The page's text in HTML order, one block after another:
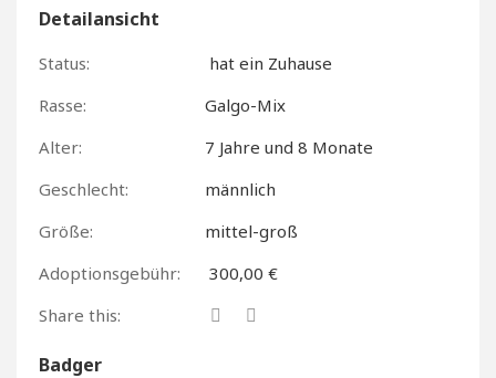
Detailansicht
Status:
hat ein Zuhause
Rasse:
Galgo-Mix
Alter:
7 Jahre und 8 Monate
Geschlecht:
männlich
Größe:
mittel-groß
Adoptionsgebühr:
300,00 €
Share this:
Badger